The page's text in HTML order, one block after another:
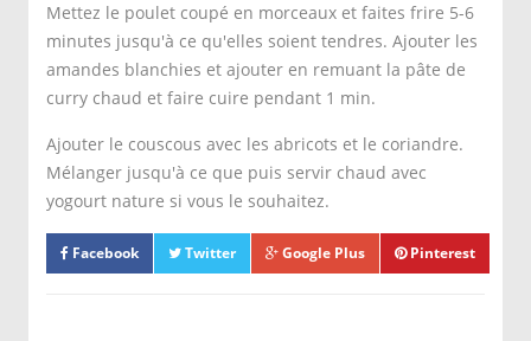
Mettez le poulet coupé en morceaux et faites frire 5-6
minutes jusqu'à ce qu'elles soient tendres. Ajouter les
amandes blanchies et ajouter en remuant la pâte de
curry chaud et faire cuire pendant 1 min.
Ajouter le couscous avec les abricots et le coriandre.
Mélanger jusqu'à ce que puis servir chaud avec
yogourt nature si vous le souhaitez.
Facebook Twitter Google Plus Pinterest